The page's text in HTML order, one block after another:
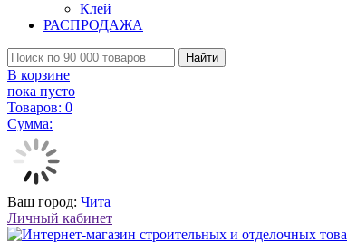
Клей
РАСПРОДАЖА
Найти
В корзине
пока пусто
Товаров: 0
Сумма:
Ваш город: Чита
Личный кабинет